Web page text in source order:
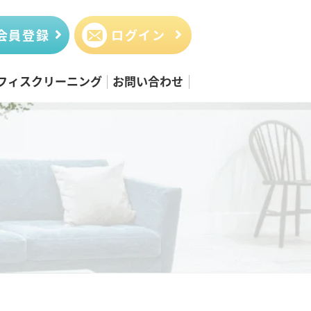
員登録 ログイン
ィスクリーニング お問い合わせ